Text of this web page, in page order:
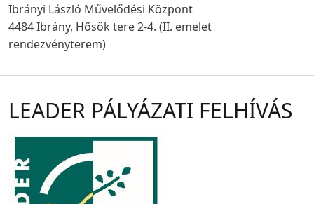
Ibrányi László Művelődési Központ
4484 Ibrány, Hősök tere 2-4. (II. emelet
rendezvényterem)
LEADER PÁLYÁZATI FELHÍVÁS